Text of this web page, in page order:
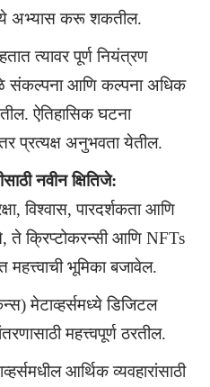
अभ्यास करू शकतील.
त्यावर पूर्ण नियंत्रण
संकल्पना आणि कल्पना अधिक
ऐतिहासिक घटना
तर प्रत्यक्ष अनुभवता येतील.
नवीन क्षितिजे:
विश्वास, पारदर्शकता आणि
ते क्रिप्टोकरन्सी आणि NFTs
महत्त्वाची भूमिका बजावेल.
मेटाव्हर्समध्ये डिजिटल
महत्त्वपूर्ण ठरतील.
आर्थिक व्यवहारांसाठी